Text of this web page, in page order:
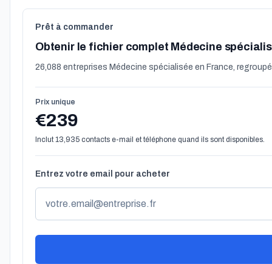
Prêt à commander
Obtenir le fichier complet Médecine
26,088 entreprises Médecine spécialisée en France,
Prix unique
€239
Inclut 13,935 contacts e-mail et téléphone quand ils sont disponibles.
Entrez votre email pour acheter